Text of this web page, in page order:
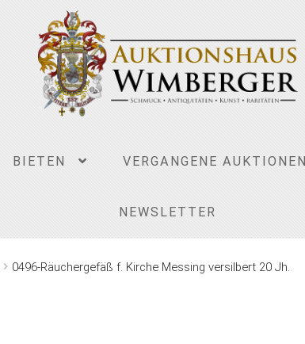
BIETEN VERGANGENE AUKTIONEN
NEWSLETTER
0496-Räuchergefäß f. Kirche Messing versilbert 20 Jh.